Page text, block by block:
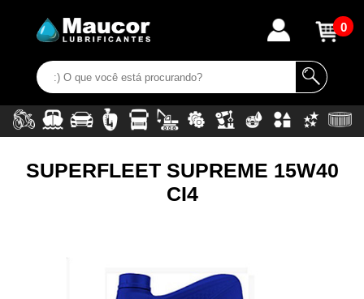
0
SUPERFLEET SUPREME 15W40
CI4